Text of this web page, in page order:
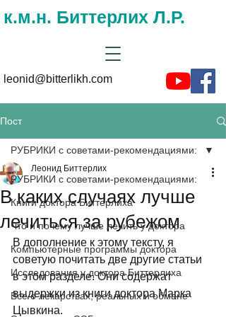
к.м.н. Биттерлих Л.Р.
leonid@bitterlikh.com
Пост
РУБРИКИ с советами-рекомендациями:
Книги доктора Биттерлиха
Что и почему лучше лечить у доктора
Компьютерные программы доктора
Исследования у доктора Биттерлиха
Все о лекарствах, реальных и обмане
РУБРИКИ с советами-рекомендациями:
В каких случаях лучше
лечиться за рубежом
Леонид Биттерлих
В дополнение к этому тексту, я
советую почитать две другие статьи
в этом разделе. Они содержат
выдержки из книги доктора Марка
Цывкина.